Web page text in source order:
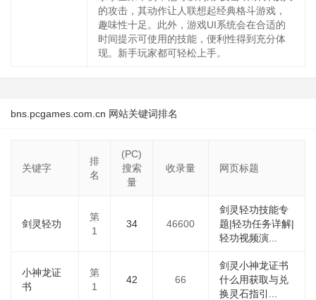
的攻击，其动作让人联想起经典格斗游戏，
趣味性十足。此外，游戏UI系统会在合适的
时间提示可使用的技能，便利性得到充分体
现。新手玩家都可轻松上手。
bns.pcgames.com.cn 网站关键词排名
关键字
排
名
(PC)
搜索
量
收录量 网页标题
剑灵轻功
第
1
34 46600
剑灵轻功技能专
题|轻功任务详解|
轻功视频演...
小神龙证
书
第
1
42 66
剑灵小神龙证书
什么用获取与兑
换灵石指引...